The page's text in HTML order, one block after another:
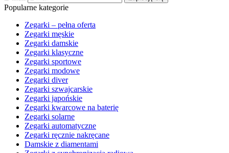
Popularne kategorie
Zegarki – pełna oferta
Zegarki męskie
Zegarki damskie
Zegarki klasyczne
Zegarki sportowe
Zegarki modowe
Zegarki diver
Zegarki szwajcarskie
Zegarki japońskie
Zegarki kwarcowe na baterię
Zegarki solarne
Zegarki automatyczne
Zegarki ręcznie nakręcane
Damskie z diamentami